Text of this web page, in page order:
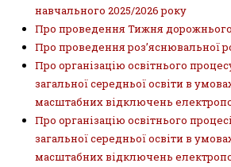
навчального 2025/2026 року
Про проведення Тижня
Про проведення роз’яснювальної
Про організацію освітнього
загальної середньої освіти в
масштабних відключень
Про організацію освітнього
загальної середньої освіти в
масштабних відключень